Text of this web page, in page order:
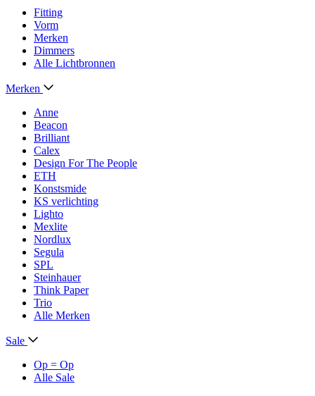
Fitting
Vorm
Merken
Dimmers
Alle Lichtbronnen
Merken
Anne
Beacon
Brilliant
Calex
Design For The People
ETH
Konstsmide
KS verlichting
Lighto
Mexlite
Nordlux
Segula
SPL
Steinhauer
Think Paper
Trio
Alle Merken
Sale
Op = Op
Alle Sale